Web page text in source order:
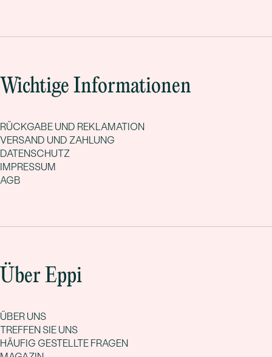
Wichtige Informationen
RÜCKGABE UND REKLAMATION
VERSAND UND ZAHLUNG
DATENSCHUTZ
IMPRESSUM
AGB
Über Eppi
ÜBER UNS
TREFFEN SIE UNS
HÄUFIG GESTELLTE FRAGEN